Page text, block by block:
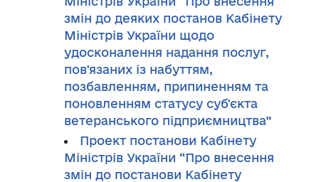
змін до деяких постанов Кабінету
Міністрів України щодо
удосконалення надання послуг,
пов'язаних із набуттям,
позбавленням, припиненням та
поновленням статусу суб'єкта
ветеранського підприємництва”
Проект постанови Кабінету
Міністрів України “Про внесення
змін до постанови Кабінету